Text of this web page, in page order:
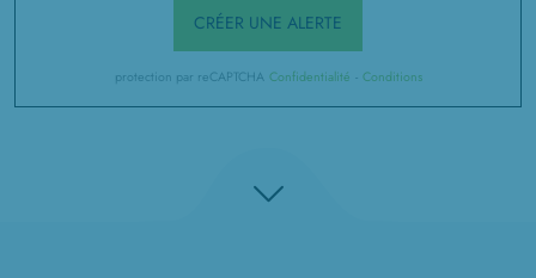
CRÉER UNE ALERTE
protection par reCAPTCHA Confidentialité - Conditions